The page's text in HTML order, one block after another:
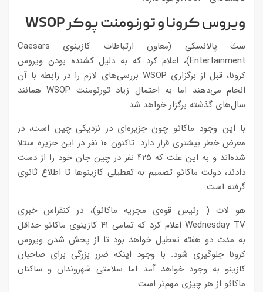
ویروس کرونا و تورنومنت پوکرWSOP
سث پالانسکی (معاون ارتباطات کازینوی Caesars
Entertainment)، اعلام کرد که به دلیل کشنده بودن ویروس
کرونا، قبل از برگزاری WSOP‌ بررسی‌‌های لازم را در رابطه با آن
انجام می‌دهند اما به احتمال زیاد تورنومنت WSOP همانند
سال‌های گذشته برگزار خواهد شد.
با این وجود ماکائو چون جزیره‌ای در نزدیکی چین است، در
معرض خطر بیشتری قرار دارد. تاکنون ۱۰ نفر در این جزیره مبتلا
شده‌اند و به این علت که ۴۲۵ نفر در چین جان خود را از دست
دادند، دولت ماکائو تصمیم به تعطیلی کازینوها تا اطلاع ثانوی
گرفته است.
هو لات ( رئیس قوه‌ی مجریه ماکائو)، در کنفراس خبری
Wednesday TV اعلام کرد که تمامی ۴۱ کازینوی ماکائو حداقل
به مدت دو هفته تعطیل خواهد بود تا از پخش شدن ویروس
کرونا جلوگیری شود. با وجود اینکه ضرر بزرگی برای صاحبان
کازینو به وجود خواهد آمد اما سلامتی شهروندان و ساکنان
ماکائو از هر چیزی مهم‌تر است.